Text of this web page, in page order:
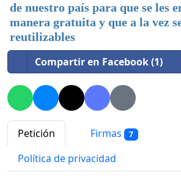
de nuestro país para que se les
manera gratuita y que a la vez
reutilizables
Compartir en Facebook (1)
Petición Firmas 7
Política de privacidad